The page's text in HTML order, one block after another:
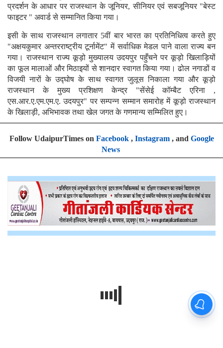
प्रदर्शन के आधार पर राजस्थान के जूनियर, सीनियर एवं सबजूनियर "बेस्ट
फाइटर " अवार्ड से सम्मानित किया गया।
इसी के साथ राजस्थान लगातार 5वीं बार भारत का प्रतिनिधित्व करते हुए
"अक्षयकुमार अन्तरराष्ट्रीय टूर्नामेंट" में सर्वाधिक मेडल पाने वाला राज्य बन
गया। राजस्थान राज्य कूड़ो मुख्यालय उदयपुर पहुँचने पर कूड़ो खिलाड़ियों
का फूल मालाओं और मिठाइयों से शानदार स्वागत किया गया। ढोल नगाडों व
विजयी नारों के उद्घोष के साथ स्वागत जुलूस निकाला गया और कूड़ो
राजस्थान के मुख्य प्रशिक्षण केन्द्र "सेंसेई कॉम्बैट एरिना ,
एस.आर.ए.एम.एम.ए. उदयपुर" पर सम्पन्न सम्मान समारोह में कूड़ो राजस्थान
के खिलाड़ी, अभिभावक तथा खेल जगत के गणमान्य सम्मिलित हुए।
Follow UdaipurTimes on Facebook, Instagram, and Google
News